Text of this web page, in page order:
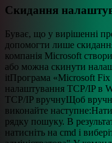
Скидання
Буває, що у вирішенні
допомогти лише
компанія Microsoft
або можна скинути
itПрограма «Microsoft
налаштування TCP/IP в
TCP/IP вручнуЩоб
виконайте
рядку пошуку. В
натисніть на cmd і